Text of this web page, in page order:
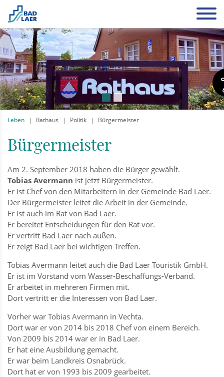
Leben Rathaus Politik Bürgermeister
Bürgermeister
Am 2. September 2018 haben die Bürger gewählt.
Tobias Avermann ist jetzt Bürgermeister.
Er ist Chef von den Mitarbeitern in der Gemeinde Bad Laer.
Der Bürgermeister leitet die Arbeit in der Gemeinde.
Er ist auch im Rat von Bad Laer.
Er bereitet Entscheidungen für den Rat vor.
Er vertritt Bad Laer nach außen.
Er zeigt Bad Laer bei wichtigen Treffen.
Tobias Avermann leitet auch die Bad Laer Touristik GmbH.
Er ist im Vorstand vom Wasser-Beschaffungs-Verband.
Er arbeitet in mehreren Firmen mit.
Dort vertritt er die Interessen von Bad Laer.
Vorher war Tobias Avermann in Vechta.
Dort war er von 2014 bis 2018 Chef von einem Bereich.
Von 2009 bis 2014 war er in Bad Laer.
Er hat eine Ausbildung gemacht.
Er war beim Landkreis Osnabrück.
Dort hat er von 1993 bis 2009 gearbeitet.